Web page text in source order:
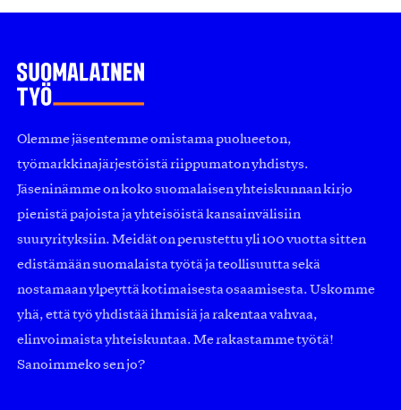
Olemme jäsentemme omistama puolueeton,
työmarkkinajärjestöistä riippumaton yhdistys.
Jäseninämme on koko suomalaisen yhteiskunnan kirjo
pienistä pajoista ja yhteisöistä kansainvälisiin
suuryrityksiin. Meidät on perustettu yli 100 vuotta sitten
edistämään suomalaista työtä ja teollisuutta sekä
nostamaan ylpeyttä kotimaisesta osaamisesta. Uskomme
yhä, että työ yhdistää ihmisiä ja rakentaa vahvaa,
elinvoimaista yhteiskuntaa. Me rakastamme työtä!
Sanoimmeko sen jo?